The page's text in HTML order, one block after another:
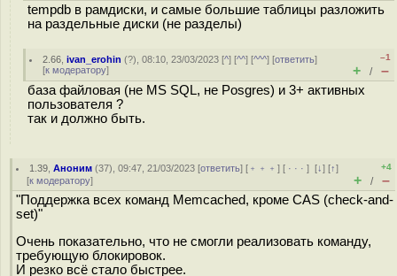
tempdb в рамдиски, и самые большие таблицы разложить
на раздельные диски (не разделы)
2.66 ,ivan_erohin (?), 08:10, 23/03/2023 [^] [^^] [^^^] [ответить]
[к модератору]
–1
+ / –
база файловая (не MS SQL, не Posgres) и 3+ активных
пользователя ?
так и должно быть.
1.39 ,Аноним (37), 09:47, 21/03/2023 [ответить] [ ﹢﹢﹢] [ · · ·][↓] [↑]
[к модератору]
+4
+ / –
"Поддержка всех команд Memcached, кроме CAS (check-and-
set)"
Очень показательно, что не смогли реализовать команду,
требующую блокировок.
И резко всё стало быстрее.